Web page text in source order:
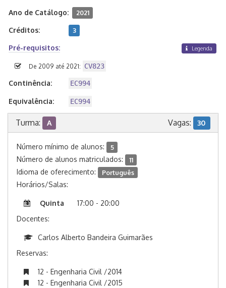
Ano de Catálogo: 2021
Créditos: 3
Pré-requisitos: Legenda
De 2009 até 2021: CV823
Continência: EC994
Equivalência: EC994
Turma: A Vagas: 30
Número mínimo de alunos: 5
Número de alunos matriculados: 11
Idioma de oferecimento: Português
Horários/Salas:
Quinta
17:00 - 20:00
Docentes:
Carlos Alberto Bandeira Guimarães
Reservas:
12 - Engenharia Civil /2014
12 - Engenharia Civil /2015